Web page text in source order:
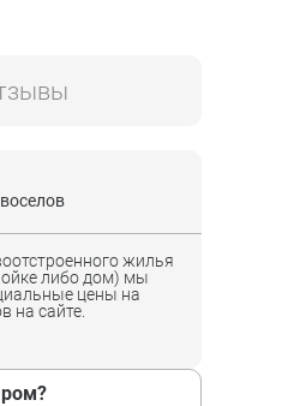
жилья
либо дом) мы
цены на
на сайте.